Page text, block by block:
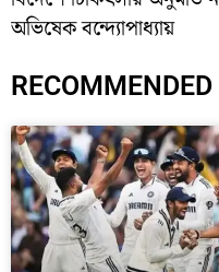
অভিষেক বন্দ্যোপাধ্যায়